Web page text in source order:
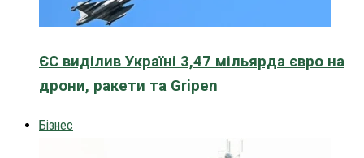
ЄС виділив Україні 3,47 мільярда євро на
дрони, ракети та Gripen
Бізнес